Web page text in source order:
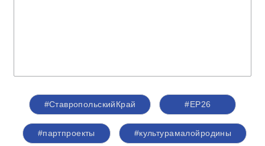
#СтавропольскийКрай #ЕР26
#партпроекты #культурамалойродины